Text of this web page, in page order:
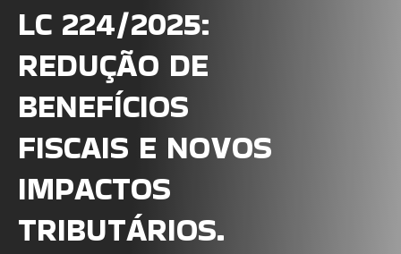
LC 224/2025:
REDUÇÃO DE
BENEFÍCIOS
FISCAIS E NOVOS
IMPACTOS
TRIBUTÁRIOS.